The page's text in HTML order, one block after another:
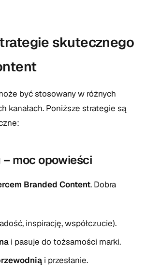
skutecznego
być stosowany w różnych
kanałach. Poniższe strategie są
– moc opowieści
Branded Content. Dobra
inspirację, współczucie).
i pasuje do tożsamości marki.
i przesłanie.